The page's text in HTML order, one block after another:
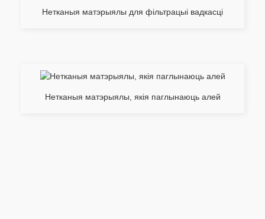
Нетканыя матэрыялы для фільтрацыі вадкасці
Нетканыя матэрыялы, якія паглынаюць алей